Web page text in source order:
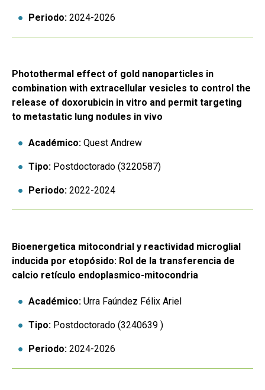
Periodo: 2024-2026
Photothermal effect of gold nanoparticles in
combination with extracellular vesicles to control the
release of doxorubicin in vitro and permit targeting
to metastatic lung nodules in vivo
Académico: Quest Andrew
Tipo: Postdoctorado (3220587)
Periodo: 2022-2024
Bioenergetica mitocondrial y reactividad microglial
inducida por etopósido: Rol de la transferencia de
calcio retículo endoplasmico-mitocondria
Académico: Urra Faúndez Félix Ariel
Tipo: Postdoctorado (3240639 )
Periodo: 2024-2026